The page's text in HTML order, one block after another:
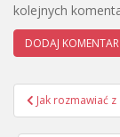
kolejnych
wpisu
Jak rozmawiać